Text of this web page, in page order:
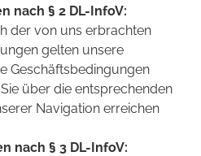
nach § 2 DL-InfoV:
der von uns erbrachten
gelten unsere
Geschäftsbedingungen
Sie über die entsprechenden
Navigation erreichen
nach § 3 DL-InfoV: